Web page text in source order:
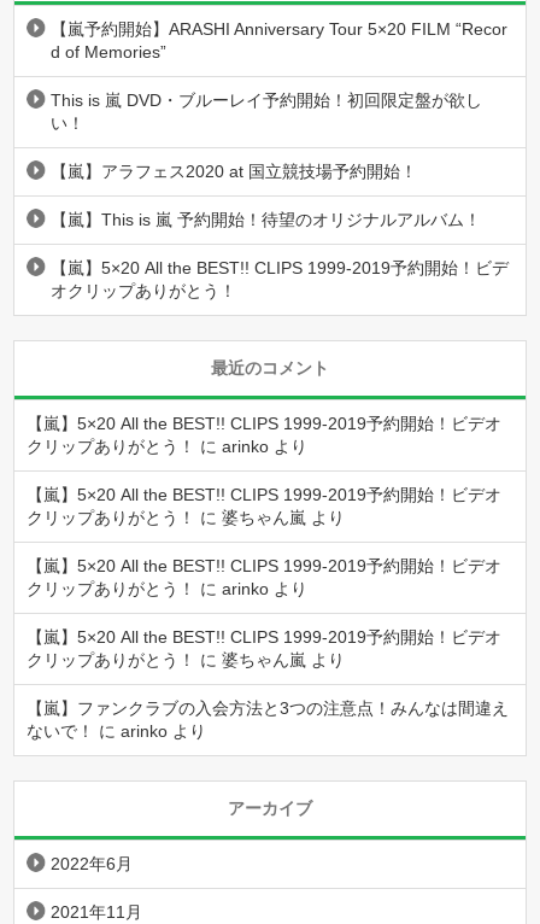
【嵐予約開始】ARASHI Anniversary Tour 5×20 FILM “Recor
d of Memories”
This is 嵐 DVD・ブルーレイ予約開始！初回限定盤が欲し
い！
【嵐】アラフェス2020 at 国立競技場予約開始！
【嵐】This is 嵐 予約開始！待望のオリジナルアルバム！
【嵐】5×20 All the BEST!! CLIPS 1999-2019予約開始！ビデ
オクリップありがとう！
最近のコメント
【嵐】5×20 All the BEST!! CLIPS 1999-2019予約開始！ビデオ
クリップありがとう！
にarinko より
【嵐】5×20 All the BEST!! CLIPS 1999-2019予約開始！ビデオ
クリップありがとう！
に婆ちゃん嵐 より
【嵐】5×20 All the BEST!! CLIPS 1999-2019予約開始！ビデオ
クリップありがとう！
にarinko より
【嵐】5×20 All the BEST!! CLIPS 1999-2019予約開始！ビデオ
クリップありがとう！
に婆ちゃん嵐 より
【嵐】ファンクラブの入会方法と3つの注意点！みんなは間違え
ないで！
にarinko より
アーカイブ
2022年6月
2021年11月